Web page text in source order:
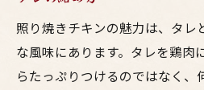
照り焼きチキンの魅力は、タレ
な風味にあります。タレを鶏肉
らたっぷりつけるのではなく、